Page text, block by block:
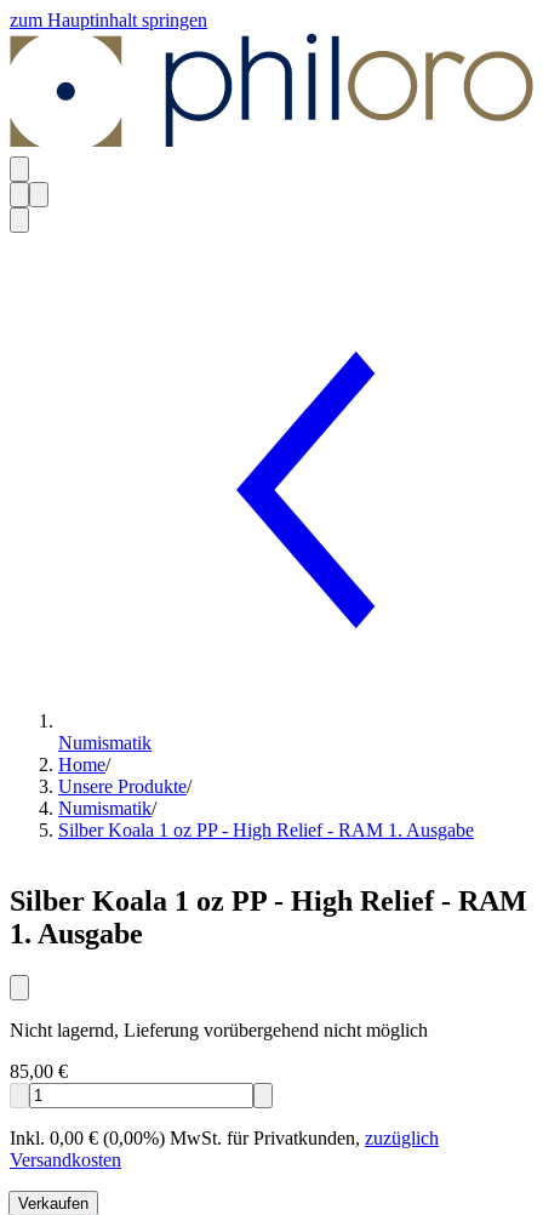
zum Hauptinhalt springen
Numismatik
Home/
Unsere Produkte/
Numismatik/
Silber Koala 1 oz PP - High Relief - RAM 1. Ausgabe
Silber Koala 1 oz PP - High Relief - RAM
1. Ausgabe
Nicht lagernd, Lieferung vorübergehend nicht möglich
85,00 €
Inkl. 0,00 € (0,00%) MwSt. für Privatkunden, zuzüglich
Versandkosten
Verkaufen